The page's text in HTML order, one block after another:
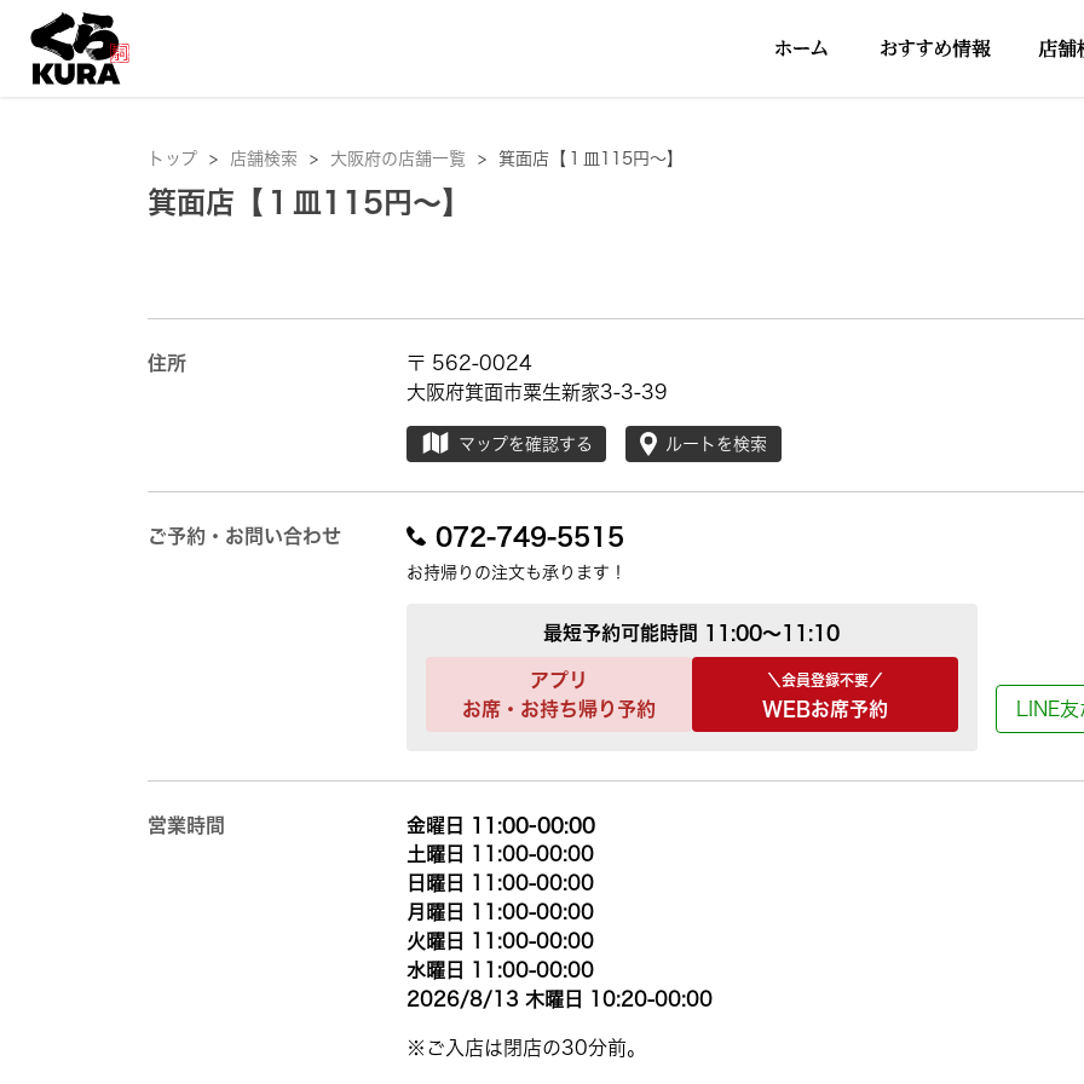
トップ > 店舗検索 > 大阪府の店舗一覧 > 箕面店【１皿115円～】
箕面店【１皿115円～】
住所
〒 562-0024
大阪府箕面市粟生新家3-3-39
マップを確認する ルートを検索
ご予約・お問い合わせ 072-749-5515
お持帰りの注文も承ります！
最短予約可能時間 11:00～11:10
アプリ
お席・お持ち帰り予約
＼会員登録不要／
WEBお席予約 LINE
営業時間
金曜日 11:00-00:00
土曜日 11:00-00:00
日曜日 11:00-00:00
月曜日 11:00-00:00
火曜日 11:00-00:00
水曜日 11:00-00:00
2026/8/13 木曜日 10:20-00:00
※ご入店は閉店の30分前。